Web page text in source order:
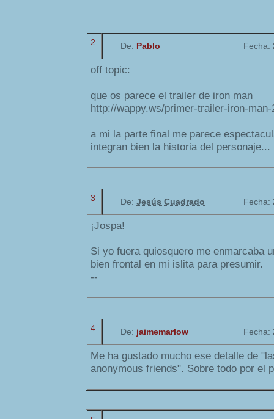
2 De: Pablo Fecha:
off topic:
que os parece el trailer de iron man
http://wappy.ws/primer-trailer-iron-man-
a mi la parte final me parece
integran bien la historia del personaje...
3 De: Jesús Cuadrado Fecha:
¡Jospa!
Si yo fuera quiosquero me enmarcaba
bien frontal en mi islita para presumir.
--
4 De: jaimemarlow Fecha:
Me ha gustado mucho ese detalle de
anonymous friends". Sobre todo por el